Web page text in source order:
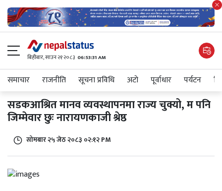
बिहीबार, साउन २१ २०८३ 06:53:31 AM
समाचार राजनीति सूचना प्रविधि अटाे पूर्वाधार पर्यटन
सडकआश्रित मानव व्यवस्थापनमा राज्य चुक्यो, म पनि
जिम्मेवार छुः नारायणकाजी श्रेष्ठ
सोमबार २५ जेठ २०८३ ०२:१२ PM